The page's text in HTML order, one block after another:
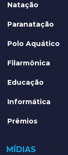
Natação
Paranatação
Polo Aquático
Filarmônica
Educação
Informática
Prêmios
MÍDIAS